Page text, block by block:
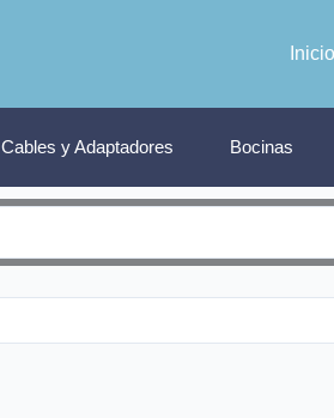
Inicio
Cables y Adaptadores Bocinas